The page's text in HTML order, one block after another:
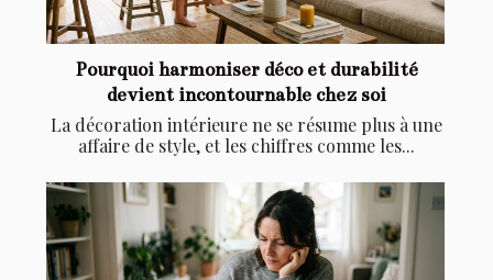
Pourquoi harmoniser déco et durabilité
devient incontournable chez soi
La décoration intérieure ne se résume plus à une
affaire de style, et les chiffres comme les...